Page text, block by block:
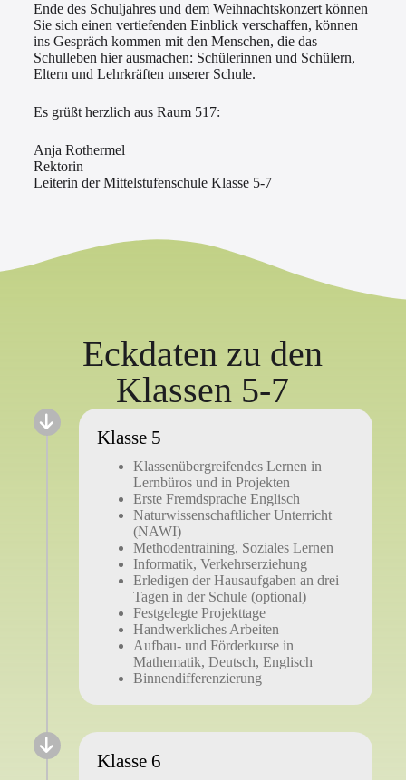
Ende des Schuljahres und dem Weihnachtskonzert können
Sie sich einen vertiefenden Einblick verschaffen, können
ins Gespräch kommen mit den Menschen, die das
Schulleben hier ausmachen: Schülerinnen und Schülern,
Eltern und Lehrkräften unserer Schule.
Es grüßt herzlich aus Raum 517:
Anja Rothermel
Rektorin
Leiterin der Mittelstufenschule Klasse 5-7
Eckdaten zu den
Klassen 5-7
Klasse 5​
Klassenübergreifendes Lernen in
Lernbüros und in Projekten
Erste Fremdsprache Englisch
Naturwissenschaftlicher Unterricht
(NAWI)
Methodentraining, Soziales Lernen
Informatik, Verkehrserziehung
Erledigen der Hausaufgaben an drei
Tagen in der Schule (optional)
Festgelegte Projekttage
Handwerkliches Arbeiten
Aufbau- und Förderkurse in
Mathematik, Deutsch, Englisch
Binnendifferenzierung
Klasse 6